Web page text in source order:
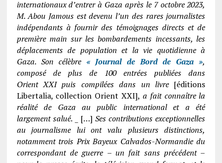
internationaux d’entrer à Gaza après le 7 octobre 2023,
M. Abou Jamous est devenu l’un des rares journalistes
indépendants à fournir des témoignages directs et de
première main sur les bombardements incessants, les
déplacements de population et la vie quotidienne à
Gaza. Son célèbre « Journal de Bord de Gaza »,
composé de plus de 100 entrées publiées dans
Orient XXI puis compilées dans un livre [éditions
Libertalia, collection Orient XXI], a fait connaître la
réalité de Gaza au public international et a été
largement salué.
_ […]Ses contributions exceptionnelles
au journalisme lui ont valu plusieurs distinctions,
notamment trois Prix Bayeux Calvados-Normandie du
correspondant de guerre – un fait sans précédent –